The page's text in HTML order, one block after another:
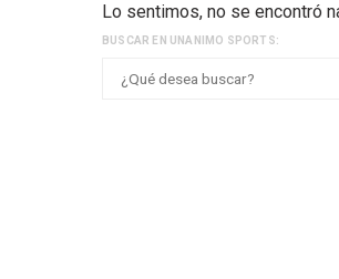
Lo sentimos, no se encontró
BUSCAR EN UNANIMO SPORTS: